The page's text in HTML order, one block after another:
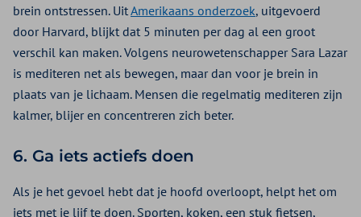
brein ontstressen. UitAmerikaans onderzoek, uitgevoerd
door Harvard, blijkt dat 5 minuten per dag al een groot
verschil kan maken. Volgens neurowetenschapper Sara Lazar
is mediteren net als bewegen, maar dan voor je brein in
plaats van je lichaam. Mensen die regelmatig mediteren zijn
kalmer, blijer en concentreren zich beter.
6. Ga iets actiefs doen
Als je het gevoel hebt dat je hoofd overloopt, helpt het om
iets met je lijf te doen. Sporten, koken, een stuk fietsen,